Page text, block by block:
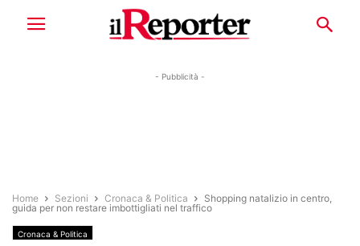
- Pubblicità -
Home Sezioni Cronaca & Politica
Shopping natalizio in centro,
guida per non restare imbottigliati nel traffico
Cronaca & Politica